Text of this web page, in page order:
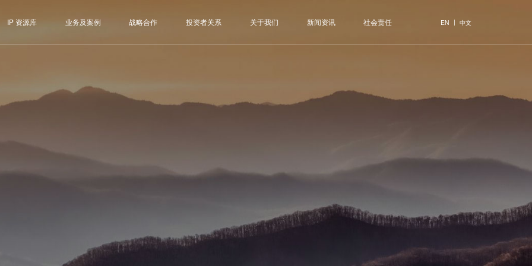
IP 资源库 业务及案例 战略合作 投资者关系 关于我们 新闻资讯 社会责任 EN | 中文